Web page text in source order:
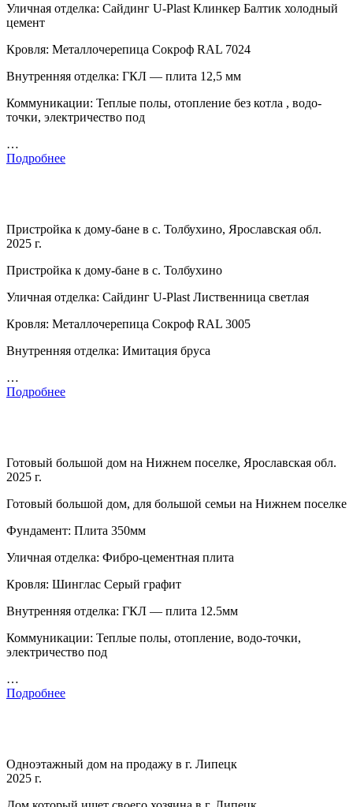
Уличная отделка: Сайдинг U-Plast Клинкер Балтик холодный
цемент
Кровля: Металлочерепица Сокроф RAL 7024
Внутренняя отделка: ГКЛ — плита 12,5 мм
Коммуникации: Теплые полы, отопление без котла , водо-
точки, электричество под
…
Подробнее
Пристройка к дому-бане в с. Толбухино, Ярославская обл.
2025 г.
Пристройка к дому-бане в с. Толбухино
Уличная отделка: Сайдинг U-Plast Лиственница светлая
Кровля: Металлочерепица Сокроф RAL 3005
Внутренняя отделка: Имитация бруса
…
Подробнее
Готовый большой дом на Нижнем поселке, Ярославская обл.
2025 г.
Готовый большой дом, для большой семьи на Нижнем поселке
Фундамент: Плита 350мм
Уличная отделка: Фибро-цементная плита
Кровля: Шинглас Серый графит
Внутренняя отделка: ГКЛ — плита 12.5мм
Коммуникации: Теплые полы, отопление, водо-точки,
электричество под
…
Подробнее
Одноэтажный дом на продажу в г. Липецк
2025 г.